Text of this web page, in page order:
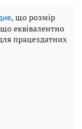
, що розмір
еквівалентно
працездатних